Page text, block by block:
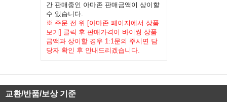
간 판매중인 아마존 판매금액이 상이할
수 있습니다.
※ 주문 전 위 [아마존 페이지에서 상품
보기] 클릭 후 판매가격이 바이씽 상품
금액과 상이할 경우 1:1문의 주시면 담
당자 확인 후 안내드리겠습니다.
교환/반품/보상 기준